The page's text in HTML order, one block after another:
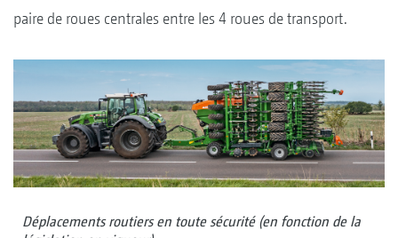
paire de roues centrales entre les 4 roues de transport.
Déplacements routiers en toute sécurité (en fonction de la